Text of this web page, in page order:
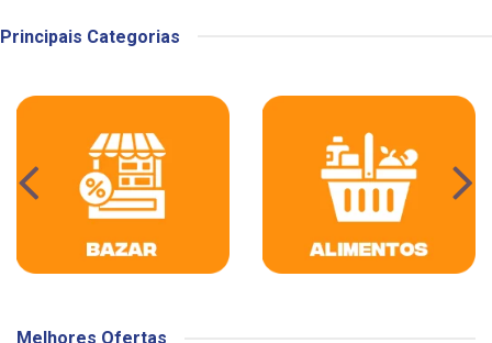
Principais Categorias
Melhores Ofertas